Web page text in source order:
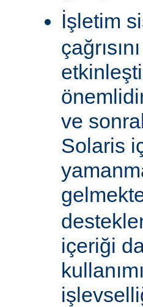
İşletim
ve
Solaris
içeriği